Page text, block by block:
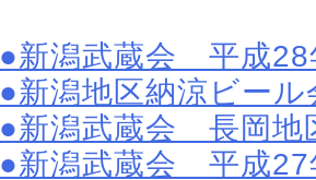
●新潟武蔵会 平成
●新潟地区納涼ビー
●新潟武蔵会 長岡
●新潟武蔵会 平成